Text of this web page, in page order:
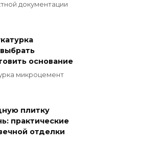
документации
основание
микроцемент
плитку
практические
отделки